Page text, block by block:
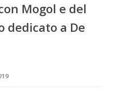
Mogol e del
dedicato a De